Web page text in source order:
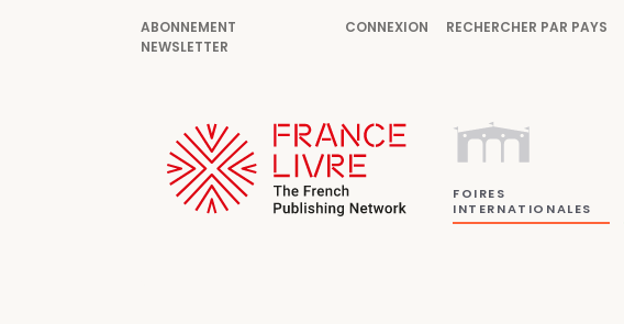
ABONNEMENT
NEWSLETTER
CONNEXION RECHERCHER PAR PAYS
FOIRES
INTERNATIONALES